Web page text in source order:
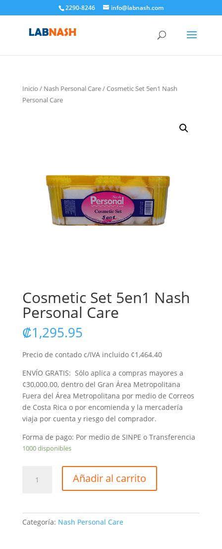
2290-8246 info@labnash.com
Inicio / Nash Personal Care/ Cosmetic Set 5en1 Nash
Personal Care
Cosmetic Set 5en1 Nash
Personal Care
₡1,295.95
Precio de contado c/IVA incluido ¢1,464.40
ENVÍO GRATIS: Sólo aplica a compras mayores a
¢30,000.00, dentro del Gran Área Metropolitana
Fuera del Área Metropolitana por medio de Correos
de Costa Rica o por encomienda y la mercadería
viaja por cuenta y riesgo del comprador.
Forma de pago: Por medio de SINPE o Transferencia
1000 disponibles
Añadir al carrito
Categoría: Nash Personal Care